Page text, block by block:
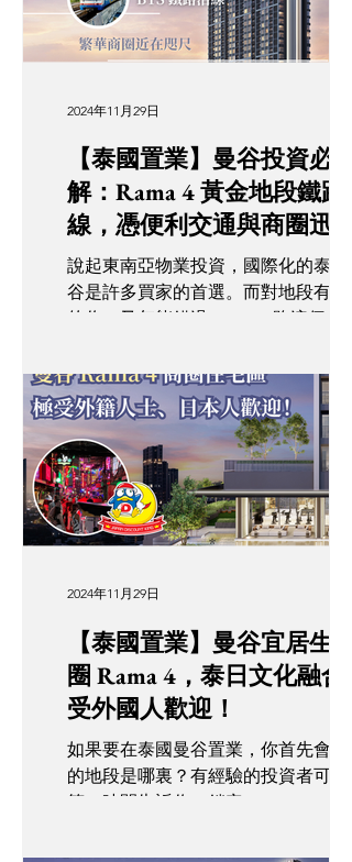
International 的 🇬🇧英國物業講座
杜拜物業講座 東南亞物業講座 ⏰ 講座
2:00pm 仲等❓立即登記免費參加👉🏻
forms.gle/eJn6rXW3Hu1fR9YZ9 *出席
展覽可得到紀念品乙份，先到先得，
完即止 【第一屆OPTour 海外物業展】
📆 11月15至16日（星期六及星期日）
⏰上午11點至下午6 點 地點：尖沙咀
港城馬可孛羅香港酒店6樓
【泰國置業】曼谷投資必了
解：Rama 4 黃金地段鐵路
線，憑便利交通與商圈迅速
崛起！
說起東南亞物業投資，國際化的泰國
谷是許多買家的首選。而對地段有要
的你，又怎能錯過 Rama 4 路這個炙手
動下，這條大道已迅速崛起，結合了
業、交通及生活便利性，無論是投資
自住都一流。今次和大家了解一下這
的交通優勢，為下一個置業目標...
2024年11月29日
【泰國置業】曼谷宜居生活
圈 Rama 4，泰日文化融合
受外國人歡迎！
如果要在泰國曼谷置業，你首先會想
的地段是哪裏？有經驗的投資者可能
第一時間告訴你：鎖定 Rama 4 Road
場、夜市與高檔住宅，以便利生活圈
2024年11月29日